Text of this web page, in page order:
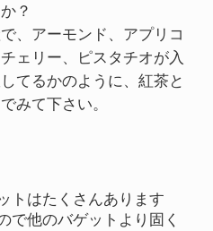
？
、アーモンド、アプリコ
ェリー、ピスタチオが入
てるかのように、紅茶と
みて下さい。
トはたくさんあります
で他のバゲットより固く